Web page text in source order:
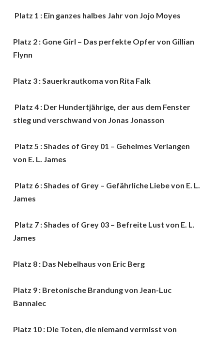
Platz 1 : Ein ganzes halbes Jahr von Jojo Moyes
Platz 2 : Gone Girl – Das perfekte Opfer von Gillian
Flynn
Platz 3 : Sauerkrautkoma von Rita Falk
Platz 4 : Der Hundertjährige, der aus dem Fenster
stieg und verschwand von Jonas Jonasson
Platz 5 : Shades of Grey 01 – Geheimes Verlangen
von E. L. James
Platz 6 : Shades of Grey – Gefährliche Liebe von E. L.
James
Platz 7 : Shades of Grey 03 – Befreite Lust von E. L.
James
Platz 8 : Das Nebelhaus von Eric Berg
Platz 9 : Bretonische Brandung von Jean-Luc
Bannalec
Platz 10 : Die Toten, die niemand vermisst von